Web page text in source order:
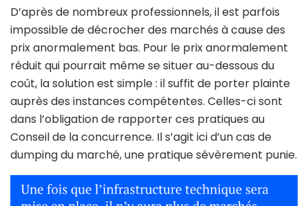
D’après de nombreux professionnels, il est parfois
impossible de décrocher des marchés à cause des
prix anormalement bas. Pour le prix anormalement
réduit qui pourrait même se situer au-dessous du
coût, la solution est simple : il suffit de porter plainte
auprès des instances compétentes. Celles-ci sont
dans l’obligation de rapporter ces pratiques au
Conseil de la concurrence. Il s’agit ici d’un cas de
dumping du marché, une pratique sévèrement punie.